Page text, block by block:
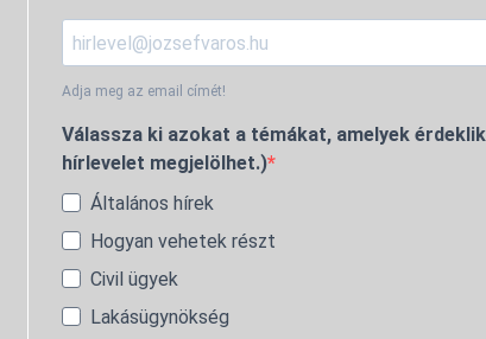
Adja meg az email címét!
Válassza ki azokat a témákat, amelyek
hírlevelet megjelölhet.)
Általános hírek
Hogyan vehetek részt
Civil ügyek
Lakásügynökség